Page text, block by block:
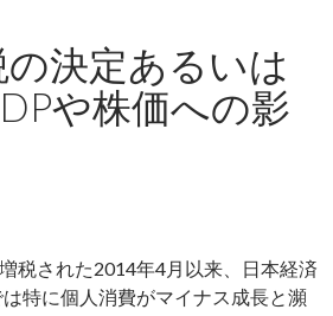
決定あるいは
や株価への影
税された2014年4月以来、日本経済
特に個人消費がマイナス成長と瀕